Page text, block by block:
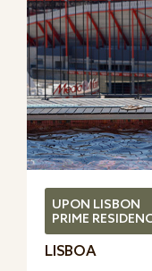
UPON LISBON
PRIME
LISBOA